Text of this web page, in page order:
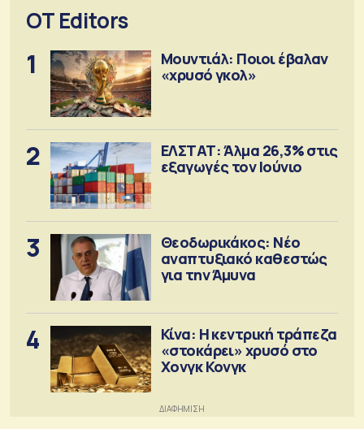
OT Editors
1
Μουντιάλ: Ποιοι έβαλαν
«χρυσό γκολ»
2
ΕΛΣΤΑΤ: Άλμα 26,3% στις
εξαγωγές τον Ιούνιο
3
Θεοδωρικάκος: Νέο
αναπτυξιακό καθεστώς
για την Άμυνα
4
Κίνα: Η κεντρική τράπεζα
«στοκάρει» χρυσό στο
Χονγκ Κονγκ